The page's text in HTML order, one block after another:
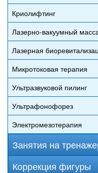
Криолифтинг
Лазерно-вакуумный
Лазерная
Микротоковая терапия
Ультразвуковой пилинг
Ультрафонофорез
Электромезотерапия
Занятия на
Коррекция фигуры